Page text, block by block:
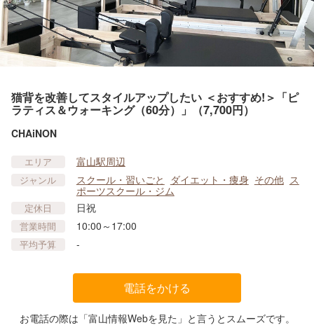
猫背を改善してスタイルアップしたい ＜おすすめ!＞「ピ
ラティス＆ウォーキング（60分）」（7,700円）
CHAiNON
エリア 富山駅周辺
ジャンル スクール・習いごと ダイエット・痩身 その他 ス
ポーツスクール・ジム
定休日 日祝
営業時間 10:00～17:00
平均予算 -
電話をかける
お電話の際は「富山情報Webを見た」と言うとスムーズです。